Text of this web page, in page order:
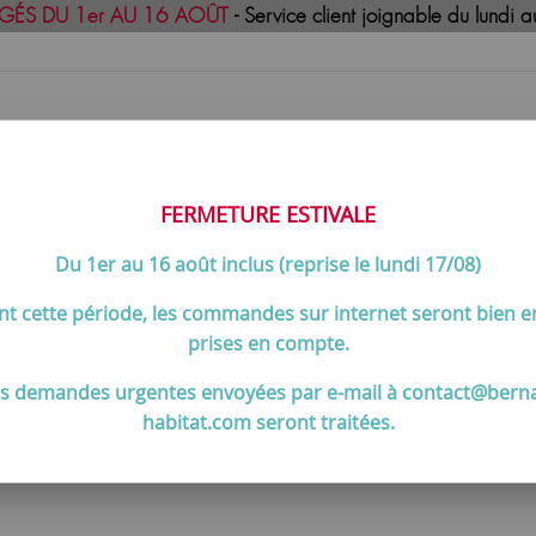
DU 1er AU 16 AOÛT- Service client joignable du lundi
Cuisson Meilleures ventes Contactez-
cuisson par marques et gammes > Pianos de cuisson et
cuisson et accessoires Falcon
FERMETURE ESTIVALE
Du 1er au 16 août inclus (reprise le lundi 17/08)
cette période, les commandes sur internet seront bien
prises en compte.
demandes urgentes envoyées par e-mail à
habitat.com seront traitées.